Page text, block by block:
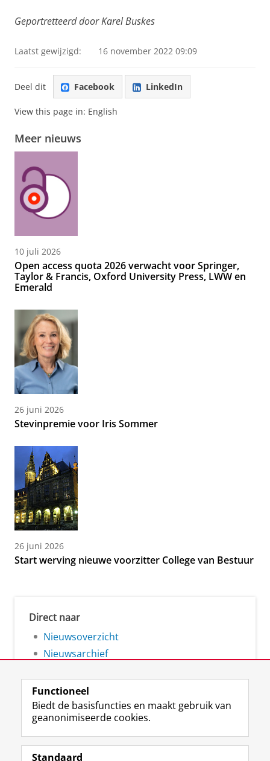
Geportretteerd door Karel Buskes
Laatst gewijzigd: 16 november 2022 09:09
Deel dit Facebook LinkedIn
View this page in: English
Meer nieuws
10 juli 2026
Open access quota 2026 verwacht voor Springer,
Taylor & Francis, Oxford University Press, LWW en
Emerald
26 juni 2026
Stevinpremie voor Iris Sommer
26 juni 2026
Start werving nieuwe voorzitter College van Bestuur
Direct naar
Nieuwsoverzicht
Nieuwsarchief
Volg de RUG
F
a
L
i
R
S
I
n
Y
o
Functioneel
Biedt de basisfuncties en maakt gebruik van
geanonimiseerde cookies.
Standaard